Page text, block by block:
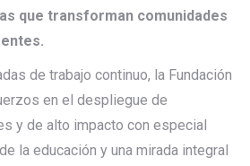
que transforman comunidades
de trabajo continuo, la Fundación
en el despliegue de
y de alto impacto con especial
la educación y una mirada integral